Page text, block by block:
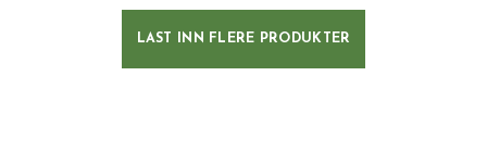
LAST INN FLERE PRODUKTER